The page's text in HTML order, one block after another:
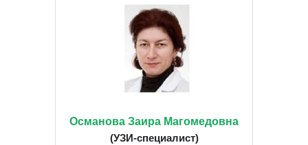
Османова Заира Магомедовна
(УЗИ-специалист)